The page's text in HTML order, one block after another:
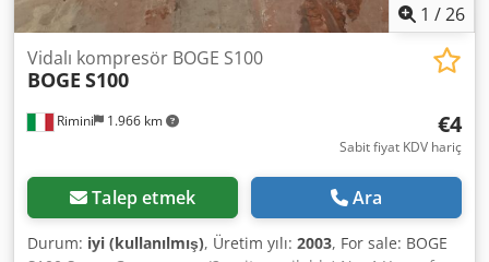
1 /26
Rimini 1.966 km
Vidalı kompresör BOGE S100
BOGE S100
€4
Sabit fiyat KDV hariç
Talep etmek Ara
Durum: iyi (kullanılmış), Üretim yılı: 2003, For sale: BOGE